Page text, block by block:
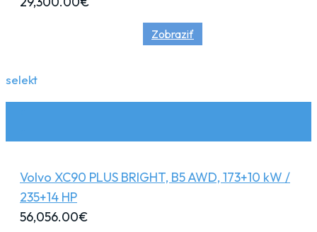
Zobraziť
selekt
Volvo XC90 PLUS BRIGHT, B5 AWD, 173+10 kW /
235+14 HP
56,056.00€